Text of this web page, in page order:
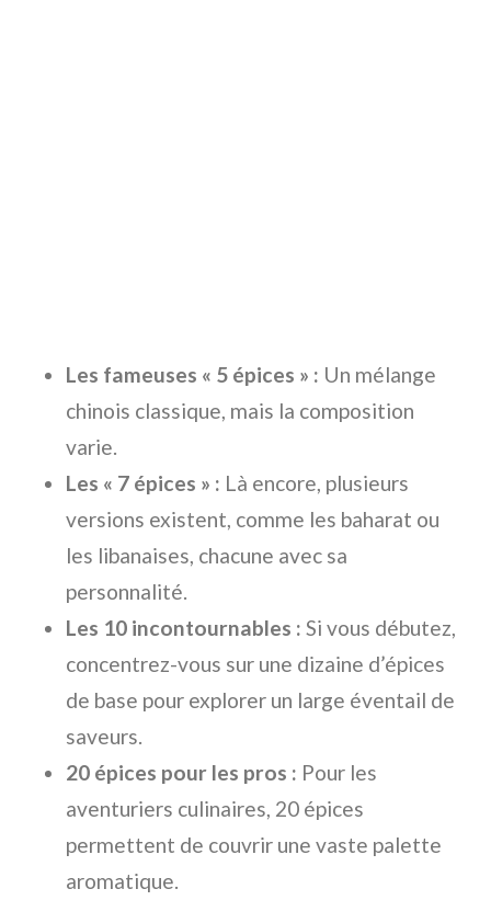
Les fameuses « 5 épices » : Un mélange
chinois classique, mais la composition
varie.
Les « 7 épices » : Là encore, plusieurs
versions existent, comme les baharat ou
les libanaises, chacune avec sa
personnalité.
Les 10 incontournables : Si vous débutez,
concentrez-vous sur une dizaine d’épices
de base pour explorer un large éventail de
saveurs.
20 épices pour les pros : Pour les
aventuriers culinaires, 20 épices
permettent de couvrir une vaste palette
aromatique.